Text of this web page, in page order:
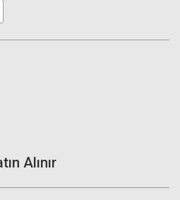
Alınır